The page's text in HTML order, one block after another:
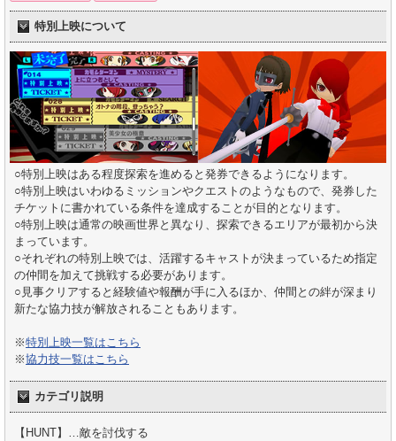
特別上映について
○特別上映はある程度探索を進めると発券できるようになります。
○特別上映はいわゆるミッションやクエストのようなもので、発券した
チケットに書かれている条件を達成することが目的となります。
○特別上映は通常の映画世界と異なり、探索できるエリアが最初から決
まっています。
○それぞれの特別上映では、活躍するキャストが決まっているため指定
の仲間を加えて挑戦する必要があります。
○見事クリアすると経験値や報酬が手に入るほか、仲間との絆が深まり
新たな協力技が解放されることもあります。
※特別上映一覧はこちら
※協力技一覧はこちら
カテゴリ説明
【HUNT】…敵を討伐する